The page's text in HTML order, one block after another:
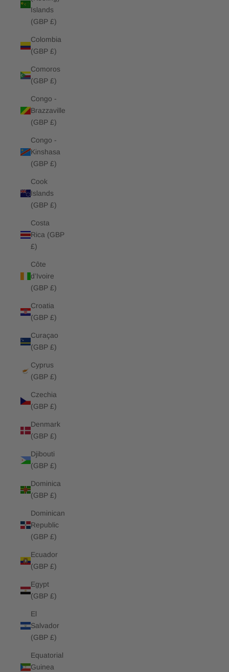
Islands
(GBP £)
Colombia
(GBP £)
Comoros
(GBP £)
Congo -
Brazzaville
(GBP £)
Congo -
Kinshasa
(GBP £)
Cook
Islands
(GBP £)
Costa
Rica (GBP
£)
Côte
d’Ivoire
(GBP £)
Croatia
(GBP £)
Curaçao
(GBP £)
Cyprus
(GBP £)
Czechia
(GBP £)
Denmark
(GBP £)
Djibouti
(GBP £)
Dominica
(GBP £)
Dominican
Republic
(GBP £)
Ecuador
(GBP £)
Egypt
(GBP £)
El
Salvador
(GBP £)
Equatorial
Guinea